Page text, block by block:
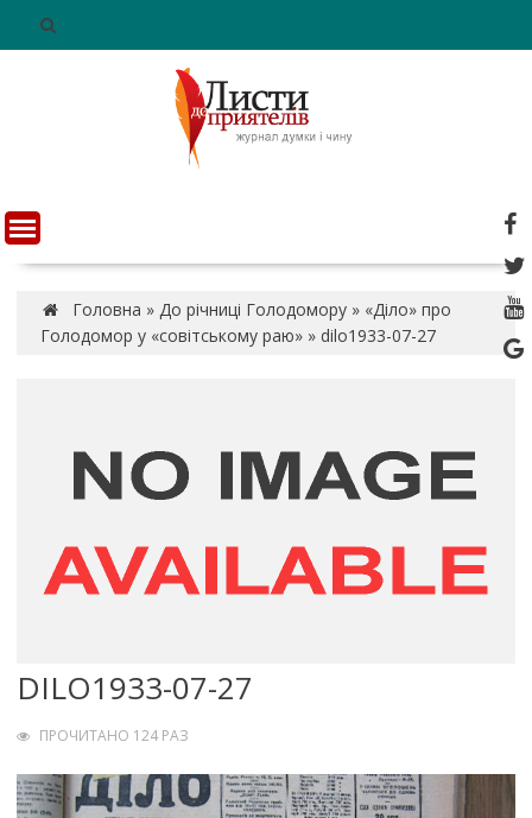
n
t
Головна » До річниці Голодомору » «Діло» про
Голодомор у «совітському раю» » dilo1933-07-27
DILO1933-07-27
ПРОЧИТАНО 124 РАЗ